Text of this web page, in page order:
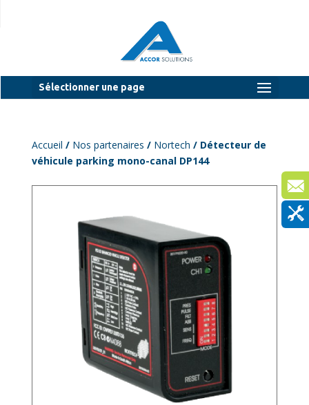
Sélectionner une page
Accueil / Nos partenaires / Nortech / Détecteur de
véhicule parking mono-canal DP144